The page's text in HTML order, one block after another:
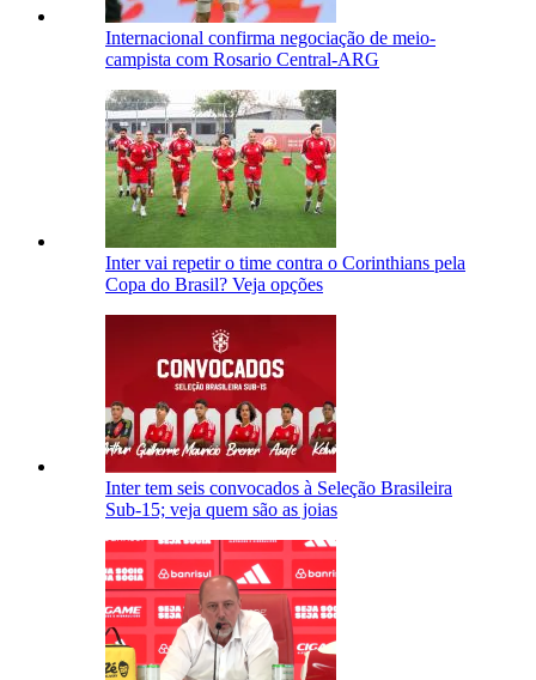
Internacional confirma negociação de meio-
campista com Rosario Central-ARG
Inter vai repetir o time contra o Corinthians pela
Copa do Brasil? Veja opções
Inter tem seis convocados à Seleção Brasileira
Sub-15; veja quem são as joias